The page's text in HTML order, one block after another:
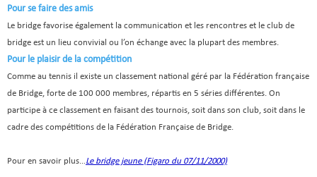
Joueurs du Comité
Clubs
Où apprendre ?
Où jouer ?
Pour se faire des amis
Le bridge favorise également la communication et les rencontres et le club de
bridge est un lieu convivial ou l’on échange avec la plupart des membres.
Pour le plaisir de la compétition
Comme au tennis il existe un classement national géré par la Fédération française
de Bridge, forte de 100 000 membres, répartis en 5 séries différentes. On
participe à ce classement en faisant des tournois, soit dans son club, soit dans le
cadre des compétitions de la Fédération Française de Bridge.
Pour en savoir plus...Le bridge jeune (Figaro du 07/11/2000)